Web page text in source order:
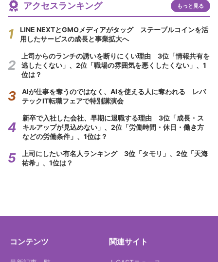
アクセスランキング もっと見る
LINE NEXTとGMOメディアがタッグ ステーブルコインを活
用したサービスの成長と事業拡大へ
上司からのランチの誘いを断りにくい理由 3位「情報共有を
逃したくない」、2位「職場の雰囲気を悪くしたくない」、1
位は？
AIが仕事を奪うのではなく、AIを使える人に奪われる レバ
テックIT転職フェアで特別講演会
新卒で入社した会社、早期に退職する理由 3位「成長・ス
キルアップが見込めない」、2位「労働時間・休日・働き方
などの労働条件」、1位は？
上司にしたい有名人ランキング 3位「タモリ」、2位「天海
祐希」、1位は？
コンテンツ 関連サイト